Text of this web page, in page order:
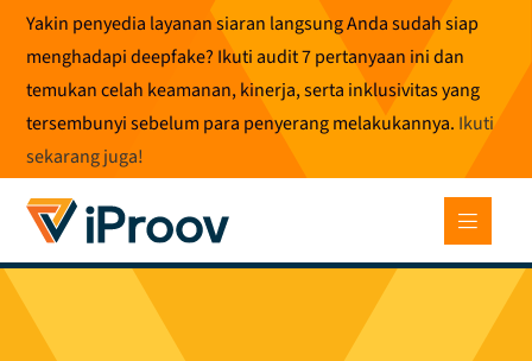
Loncat
konten
Yakin penyedia layanan siaran langsung Anda sudah siap
menghadapi deepfake? Ikuti audit 7 pertanyaan ini dan
temukan celah keamanan, kinerja, serta inklusivitas yang
tersembunyi sebelum para penyerang melakukannya. Ikuti
sekarang juga!